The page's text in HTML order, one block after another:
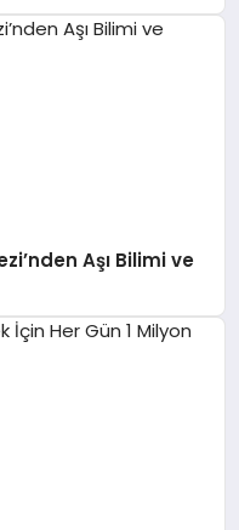
Aşı Bilimi ve